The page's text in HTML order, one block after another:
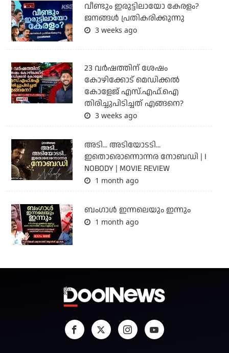
വീണ്ടും ഇരുട്ടിലായോ കേരളം?
ജനങ്ങൾ പ്രതികരിക്കുന്നു
3 weeks ago
23 വർഷത്തിന് ശേഷം
കോഴിക്കോട് മെഡിക്കൽ
കോളേജ് എസ്.എഫ്.ഐ
തിരിച്ചുപിടിച്ചത് എങ്ങനെ?
3 weeks ago
അടി... അടിയോടടി...
ഇതൊരൊന്നൊന്നര നോബഡി | I
NOBODY | MOVIE REVIEW
1 month ago
ബംഗാള്‍ ഇന്നലെയും ഇന്നും
1 month ago